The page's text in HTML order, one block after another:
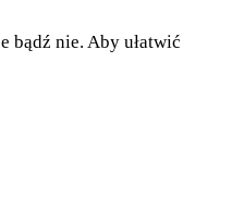
bądź nie. Aby ułatwić